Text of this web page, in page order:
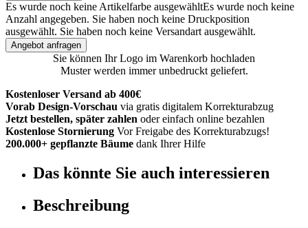
Es wurde noch keine Artikelfarbe ausgewähltEs wurde noch keine
Anzahl angegeben. Sie haben noch keine Druckposition
ausgewählt. Sie haben noch keine Versandart ausgewählt.
Angebot anfragen
Sie können Ihr Logo im Warenkorb hochladen
Muster werden immer unbedruckt geliefert.
Kostenloser Versand ab 400€
Vorab Design-Vorschau via gratis digitalem Korrekturabzug
Jetzt bestellen, später zahlen oder einfach online bezahlen
Kostenlose Stornierung Vor Freigabe des Korrekturabzugs!
200.000+ gepflanzte Bäume dank Ihrer Hilfe
Das könnte Sie auch interessieren
Beschreibung